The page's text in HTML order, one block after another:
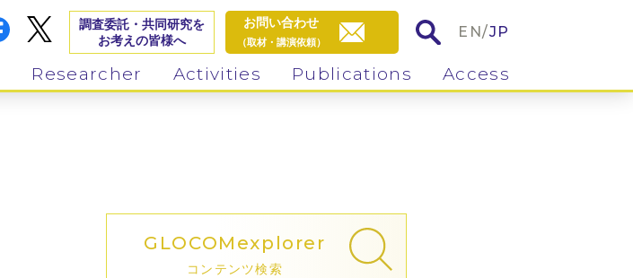
調査委託・共同研究を
お考えの皆様へ
お問い合わせ
（取材・講演依頼）
EN/JP
Researcher Activities Publications Access
GLOCOM explorer
コンテンツ検索